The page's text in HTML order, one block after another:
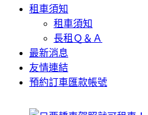
租車須知
租車須知
長租Ｑ＆Ａ
最新消息
友情連結
預約訂車匯款帳號